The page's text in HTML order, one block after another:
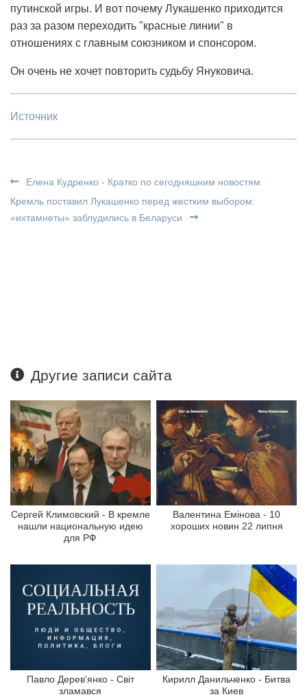
путинской игры. И вот почему Лукашенко приходится
раз за разом переходить "красные линии" в
отношениях с главным союзником и спонсором.
Он очень не хочет повторить судьбу Януковича.
Источник
Елена Кудренко - Кратко по сегодняшним новостям
Кремль поставил Лукашенко перед жестким выбором:
«ихтамнеты» заблудились в Беларуси
Другие записи сайта
Сергей Климовский - В кремле
нашли национальную идею
для РФ
Валентина Емінова - 10
хороших новин 22 липня
Павло Дерев'янко - Світ
зламався
Кирилл Данильченко - Битва
за Киев